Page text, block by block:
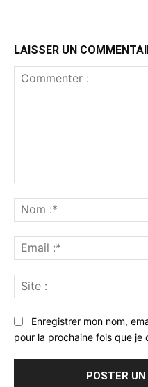
LAISSER UN
Enregistrer mon nom,
pour la prochaine fois que je